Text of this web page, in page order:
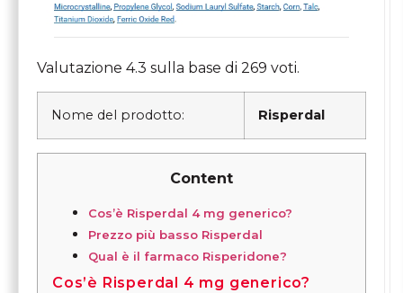
Valutazione 4.3 sulla base di 269 voti.
Nome del prodotto: Risperdal
Content
Cos’è Risperdal 4 mg generico?
Prezzo più basso Risperdal
Qual è il farmaco Risperidone?
Cos’è Risperdal 4 mg generico?